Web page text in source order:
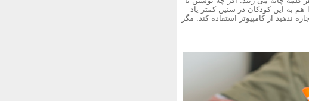
به این کودکان در سنین کمتر یاد
ندهید از کامپیوتر استفاده کند. مگر